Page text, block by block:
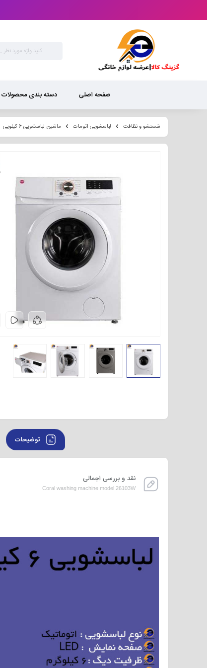
صفحه اصلی دسته بندی محصولات
شستشو و نظافت لباسشویی اتومات ماشین لباسشویی 6 کیلویی
توضیحات
نقد و بررسی اجمالی
Coral washing machine model 26103W